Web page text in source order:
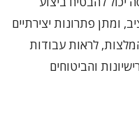
ומתן פתרונות יצירתיים
לראות עבודות
והביטוחים